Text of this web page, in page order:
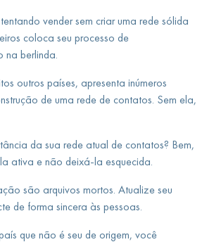
vender sem criar uma rede sólida
coloca seu processo de
na berlinda.
outros países, apresenta inúmeros
de uma rede de contatos. Sem ela,
da sua rede atual de contatos? Bem,
ativa e não deixá-la esquecida.
são arquivos mortos. Atualize seu
de forma sincera às pessoas.
que não é seu de origem, você